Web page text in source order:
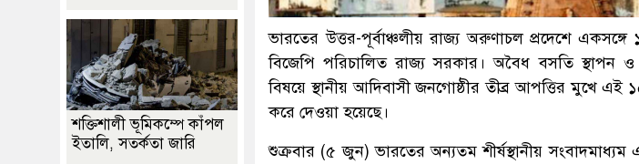
ভারতের উত্তর-পূর্বাঞ্চলীয় রাজ্য অরুণাচল প্রদেশে
বিজেপি পরিচালিত রাজ্য সরকার। অবৈধ বসতি স্থাপন
বিষয়ে স্থানীয় আদিবাসী জনগোষ্ঠীর তীব্র আপত্তির মুখে এই
করে দেওয়া হয়েছে।
শুক্রবার (৫ জুন) ভারতের অন্যতম শীর্ষস্থানীয়
শক্তিশালী ভূমিকম্পে কাঁপল
ইতালি, সতর্কতা জারি